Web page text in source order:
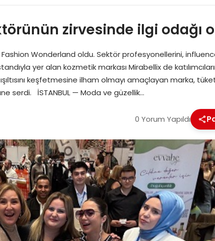
zirvesinde ilgi odağı
Wonderland oldu. Sektör profesyonellerini,
yer alan kozmetik markası Mirabellix de
keşfetmesine ilham olmayı amaçlayan marka,
serdi. İSTANBUL — Moda ve güzellik…
0 Yorum Yapıldı